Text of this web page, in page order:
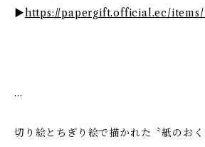
▶https://papergift.official.ec/items/
…
切り絵とちぎり絵で描かれた〝紙のおく